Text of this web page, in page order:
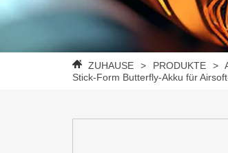
ZUHAUSE > PRODUKTE >
Stick-Form Butterfly-Akku für